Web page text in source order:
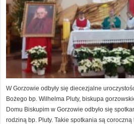
W Gorzowie odbyły się diecezjalne
Bożego bp. Wilhelma Pluty, biskupa
Domu Biskupim w Gorzowie odbyło się
rodziną bp. Pluty. Takie spotkania są